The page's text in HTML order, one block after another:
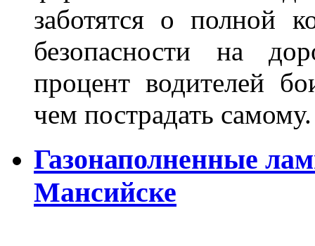
заботятся о полной
безопасности на
процент водителей
чем пострадать самому.
Газонаполненные
Мансийске